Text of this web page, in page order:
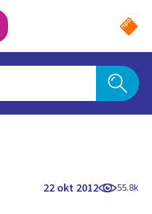
22 okt 2012 55.8k